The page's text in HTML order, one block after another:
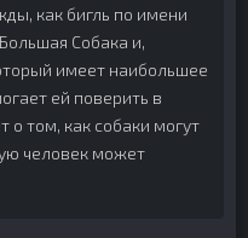
как бигль по имени
Собака и,
имеет наибольшее
ей поверить в
о том, как собаки могут
человек может